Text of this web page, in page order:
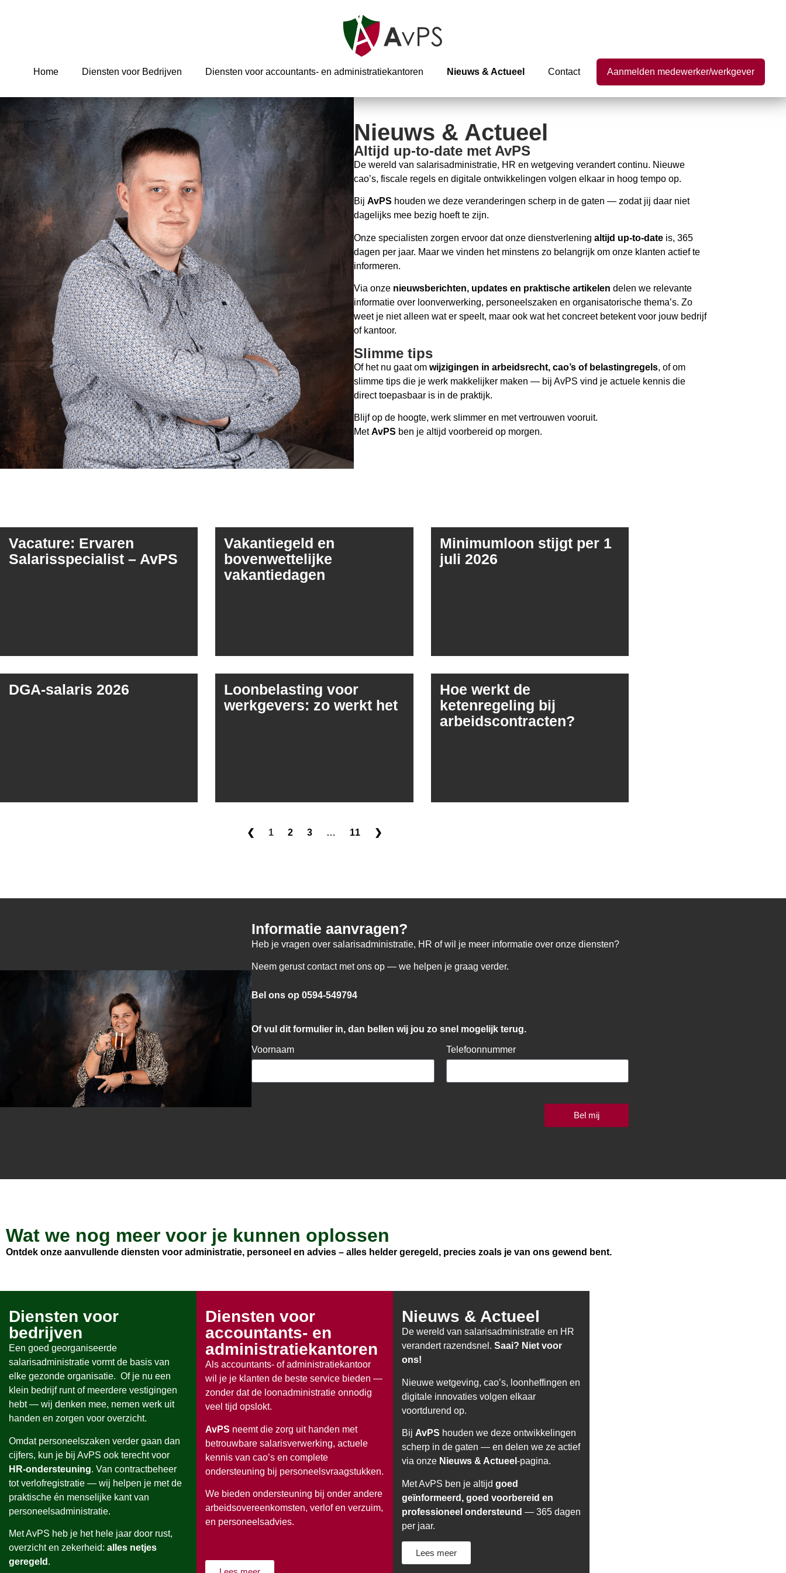
Home Diensten voor Bedrijven Diensten voor accountants- en administratiekantoren Nieuws & Actueel Contact Aanmelden medewerker/werkgever
Nieuws & Actueel
Altijd up-to-date met AvPS
De wereld van salarisadministratie, HR en wetgeving verandert continu. Nieuwe
cao’s, fiscale regels en digitale ontwikkelingen volgen elkaar in hoog tempo op.
Bij AvPS houden we deze veranderingen scherp in de gaten — zodat jij daar niet
dagelijks mee bezig hoeft te zijn.
Onze specialisten zorgen ervoor dat onze dienstverlening altijd up-to-dateis, 365
dagen per jaar. Maar we vinden het minstens zo belangrijk om onze klanten actief te
informeren.
Via onze nieuwsberichten, updates en praktische artikelen delen we relevante
informatie over loonverwerking, personeelszaken en organisatorische thema’s. Zo
weet je niet alleen wat er speelt, maar ook wat het concreet betekent voor jouw bedrijf
of kantoor.
Slimme tips
Of het nu gaat om wijzigingen in arbeidsrecht, cao’s of belastingregels, of om
slimme tips die je werk makkelijker maken — bij AvPS vind je actuele kennis die
direct toepasbaar is in de praktijk.
Blijf op de hoogte, werk slimmer en met vertrouwen vooruit.
MetAvPS ben je altijd voorbereid op morgen.
Vacature: Ervaren
Salarisspecialist – AvPS
Vakantiegeld en
bovenwettelijke
vakantiedagen
Minimumloon stijgt per 1
juli 2026
DGA-salaris 2026
Loonbelasting voor
werkgevers: zo werkt het
Hoe werkt de
ketenregeling bij
arbeidscontracten?
❮ 1 2 3 … 11 ❯
Informatie aanvragen?
Heb je vragen over salarisadministratie, HR of wil je meer informatie over onze diensten?
Neem gerust contact met ons op — we helpen je graag verder.
Bel ons op 0594-549794
Of vul dit formulier in, dan bellen wij jou zo snel mogelijk terug.
Voornaam Telefoonnummer
Bel mij
Wat we nog meer voor je kunnen oplossen
Ontdek onze aanvullende diensten voor administratie, personeel en advies – alles helder geregeld, precies zoals je van ons gewend bent.
Diensten voor
bedrijven
Een goed georganiseerde
salarisadministratie vormt de basis van
elke gezonde organisatie. Of je nu een
klein bedrijf runt of meerdere vestigingen
hebt — wij denken mee, nemen werk uit
handen en zorgen voor overzicht.
Omdat personeelszaken verder gaan dan
cijfers, kun je bij AvPS ook terecht voor
HR-ondersteuning. Van contractbeheer
tot verlofregistratie — wij helpen je met de
praktische én menselijke kant van
personeelsadministratie.
Met AvPS heb je het hele jaar door rust,
overzicht en zekerheid: alles netjes
geregeld .
Diensten voor
accountants- en
administratiekantoren
Als accountants- of administratiekantoor
wil je je klanten de beste service bieden —
zonder dat de loonadministratie onnodig
veel tijd opslokt.
AvPS neemt die zorg uit handen met
betrouwbare salarisverwerking, actuele
kennis van cao’s en complete
ondersteuning bij personeelsvraagstukken.
We bieden ondersteuning bij onder andere
arbeidsovereenkomsten, verlof en verzuim,
en personeelsadvies.
Nieuws & Actueel
De wereld van salarisadministratie en HR
verandert razendsnel. Saai? Niet voor
ons!
Nieuwe wetgeving, cao’s, loonheffingen en
digitale innovaties volgen elkaar
voortdurend op.
Bij AvPS houden we deze ontwikkelingen
scherp in de gaten — en delen we ze actief
via onze Nieuws & Actueel -pagina.
Met AvPS ben je altijd goed
geïnformeerd, goed voorbereid en
professioneel ondersteund — 365 dagen
per jaar.
Lees meer